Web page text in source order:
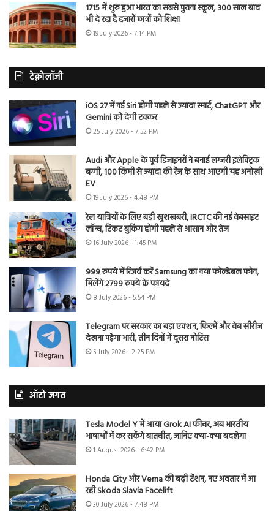
1715 में शुरू हुआ भारत का सबसे पुराना स्कूल, 300 साल बाद
भी दे रहा है हजारों छात्रों को शिक्षा
19 July 2026 - 7:14 PM
टेक्नोलॉजी
iOS 27 में नई Siri होगी पहले से ज्यादा स्मार्ट, ChatGPT और
Gemini को देगी टक्कर
25 July 2026 - 7:52 PM
Audi और Apple के पूर्व डिजाइनरों ने बनाई लग्जरी इलेक्ट्रिक
बग्गी, 100 किमी से ज्यादा की रेंज के साथ आएगी यह अनोखी
EV
19 July 2026 - 4:48 PM
रेल यात्रियों के लिए बड़ी खुशखबरी, IRCTC की नई वेबसाइट
लॉन्च, टिकट बुकिंग होगी पहले से आसान और तेज
16 July 2026 - 1:45 PM
999 रुपये में रिजर्व करें Samsung का नया फोल्डेबल फोन,
मिलेंगे 2799 रुपये के फायदे
8 July 2026 - 5:54 PM
Telegram पर सरकार का बड़ा एक्शन, फिल्में और वेब सीरीज
देखना पड़ेगा भारी, तीन दिनों में दूसरा नोटिस
5 July 2026 - 2:25 PM
ऑटो जगत
Tesla Model Y में आया Grok AI फीचर, अब भारतीय
भाषाओं में कर सकेंगे बातचीत, जानिए क्या-क्या बदलेगा
1 August 2026 - 6:42 PM
Honda City और Verna की बढ़ी टेंशन, नए अवतार में आ
रही Skoda Slavia Facelift
30 July 2026 - 7:48 PM